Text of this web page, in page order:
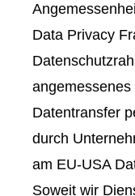
Data Privacy
Datentransfer
durch
am EU-USA
Soweit wir